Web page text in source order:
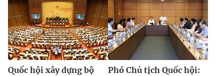
® Cấm sao chép dưới mọi hình thức nếu không có sự chấp
thuận bằng văn bản. Ghi rõ nguồn VTV.vn khi phát hành lại
thông tin từ website này.
Quốc hội xây dựng bộ
Phó Chủ tịch Quốc hội: